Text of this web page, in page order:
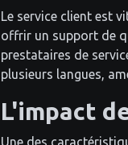
Le service client est
offrir un support de
prestataires de
plusieurs langues,
L'impact
Une des